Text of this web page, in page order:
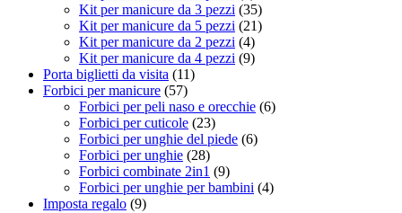
Kit per manicure da 3 pezzi (35)
Kit per manicure da 5 pezzi (21)
Kit per manicure da 2 pezzi (4)
Kit per manicure da 4 pezzi (9)
Porta biglietti da visita (11)
Forbici per manicure (57)
Forbici per peli naso e orecchie (6)
Forbici per cuticole (23)
Forbici per unghie del piede (6)
Forbici per unghie (28)
Forbici combinate 2in1 (9)
Forbici per unghie per bambini (4)
Imposta regalo (9)